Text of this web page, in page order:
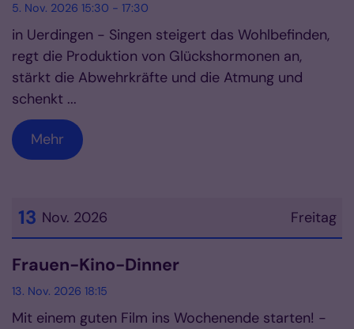
5. Nov. 2026 15:30 - 17:30
in Uerdingen - Singen steigert das Wohlbefinden,
regt die Produktion von Glückshormonen an,
stärkt die Abwehrkräfte und die Atmung und
schenkt ...
Mehr
Freitag
13 Nov. 2026
Datum: 13. November 2026
Frauen-Kino-Dinner
13. Nov. 2026 18:15
Mit einem guten Film ins Wochenende starten! -